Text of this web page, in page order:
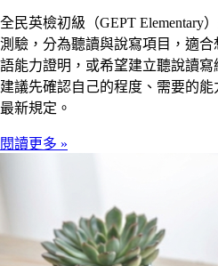
全民英檢初級（GEPT Elementary
測驗，分為聽讀與說寫項目，適
語能力證明，或希望建立聽說讀寫
建議先確認自己的程度、需要的
最新規定。
閱讀更多 »